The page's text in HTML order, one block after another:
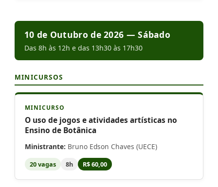
10 de Outubro de 2026 — Sábado
Das 8h às 12h e das 13h30 às 17h30
MINICURSOS
MINICURSO
O uso de jogos e atividades artísticas no
Ensino de Botânica
Ministrante: Bruno Edson Chaves (UECE)
20 vagas 8h R$ 60,00